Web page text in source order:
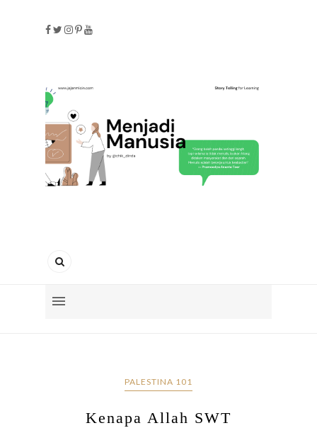
PALESTINA 101
Kenapa Allah SWT